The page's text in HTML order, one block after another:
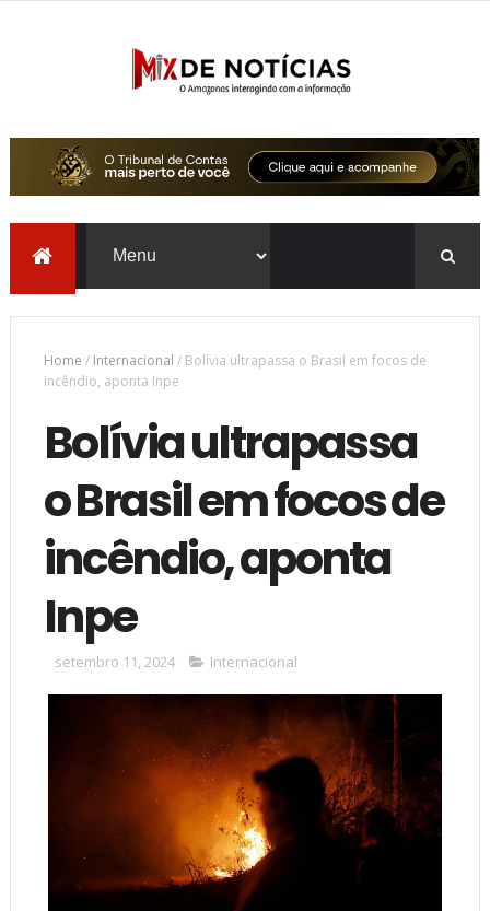
Home / Internacional / Bolívia ultrapassa o Brasil em focos de
incêndio, aponta Inpe
Bolívia ultrapassa
o Brasil em focos de
incêndio, aponta
Inpe
setembro 11, 2024 Internacional